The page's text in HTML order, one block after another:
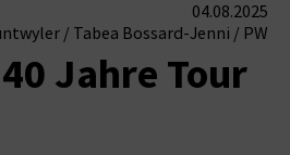
04.08.2025
/ Tabea Bossard-Jenni / PW
Jahre Tour